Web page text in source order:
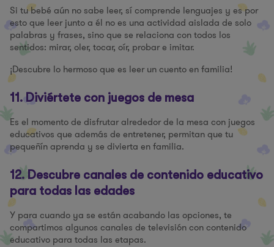
Si tu bebé aún no sabe leer, sí comprende lenguajes y es por
esto que leer junto a él no es una actividad aislada de solo
palabras y frases, sino que se relaciona con todos los
sentidos: mirar, oler, tocar, oír, probar e imitar.
¡Descubre lo hermoso que es leer un cuento en familia!
11. Diviértete con juegos de mesa
Es el momento de disfrutar alrededor de la mesa con juegos
educativos que además de entretener, permitan que tu
pequeñín aprenda y se divierta en familia.
12. Descubre canales de contenido educativo
para todas las edades
Y para cuando ya se están acabando las opciones, te
compartimos algunos canales de televisión con contenido
educativo para todas las etapas.